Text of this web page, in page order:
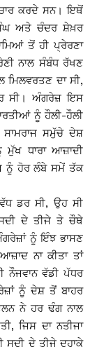
ਕਰਦੇ ਸਨ। ਇਥੋਂ
ਅਤੇ ਚੰਦਰ ਸ਼ੇਖ਼ਰ
ਤੋਂ ਹੀ ਪ੍ਰੇਰਣਾ
ਨਾਲ ਸੰਬੰਧ ਰੱਖਣ
ਮਿਲਵਰਤਣ ਦਾ ਸੀ,
ਸੀ। ਅੰਗਰੇਜ਼ ਇਸ
ਨੂੰ ਹੌਲੀ-ਹੌਲੀ
ਸਮੁੱਚੇ ਦੇਸ਼
ਧਾਰਾ ਆਜ਼ਾਦੀ
ਨੂੰ ਹੋਰ ਲੰਬੇ ਸਮੇਂ ਤੱਕ
ਡਰ ਸੀ, ਉਹ ਸੀ
ਦੇ ਤੀਜੇ ਤੇ ਚੌਥੇ
ਨੂੰ ਇੰਝ ਭਾਸਣ
ਨਾ ਕੀਤਾ ਤਾਂ
ਨੌਜਵਾਨ ਵੱਡੀ ਪੱਧਰ
ਨੂੰ ਦੇਸ਼ ਤੋਂ ਬਾਹਰ
ਨੇ ਹਰ ਢੰਗ ਨਾਲ
ਜਿਸ ਦਾ ਨਤੀਜਾ
ਸਦੀ ਦੇ ਤੀਜੇ ਦਹਾਕੇ